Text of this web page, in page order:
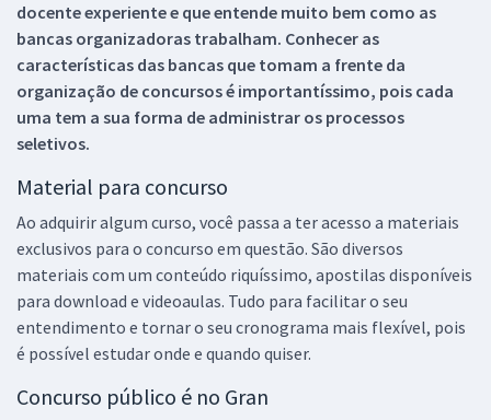
docente experiente e que entende muito bem como as
bancas organizadoras trabalham. Conhecer as
características das bancas que tomam a frente da
organização de concursos é importantíssimo, pois cada
uma tem a sua forma de administrar os processos
seletivos.
Material para concurso
Ao adquirir algum curso, você passa a ter acesso a materiais
exclusivos para o concurso em questão. São diversos
materiais com um conteúdo riquíssimo, apostilas disponíveis
para download e videoaulas. Tudo para facilitar o seu
entendimento e tornar o seu cronograma mais flexível, pois
é possível estudar onde e quando quiser.
Concurso público é no Gran